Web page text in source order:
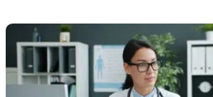
Lietuva
Pasaulis
Politika
Maistas
Sveikata